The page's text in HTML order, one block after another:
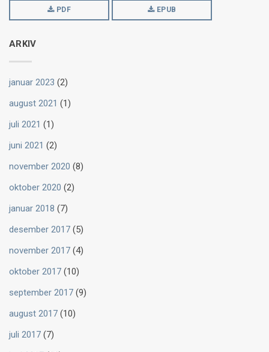
PDF EPUB
ARKIV
januar 2023 (2)
august 2021 (1)
juli 2021 (1)
juni 2021 (2)
november 2020 (8)
oktober 2020 (2)
januar 2018 (7)
desember 2017 (5)
november 2017 (4)
oktober 2017 (10)
september 2017 (9)
august 2017 (10)
juli 2017 (7)